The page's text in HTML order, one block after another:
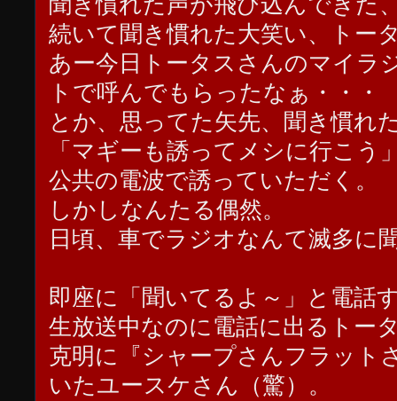
続いて聞き慣れた大笑い、トー
あー今日トータスさんのマイラ
トで呼んでもらったなぁ・・・
とか、思ってた矢先、聞き慣れ
「マギーも誘ってメシに行こう
公共の電波で誘っていただく。
しかしなんたる偶然。
日頃、車でラジオなんて滅多に
即座に「聞いてるよ～」と電話
生放送中なのに電話に出るトー
克明に『シャープさんフラット
いたユースケさん（驚）。